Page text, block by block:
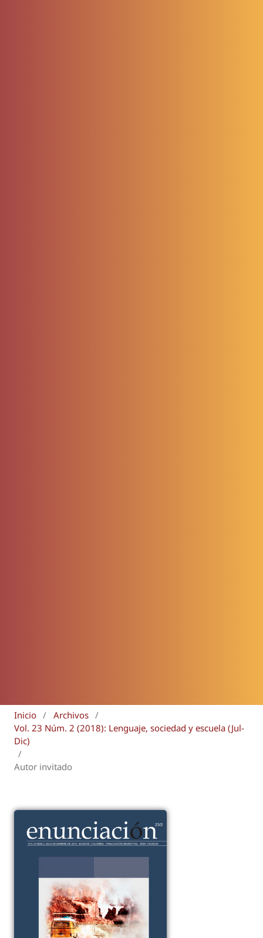
Inicio / Archivos /
Vol. 23 Núm. 2 (2018): Lenguaje, sociedad y escuela (Jul-
Dic)
/
Autor invitado